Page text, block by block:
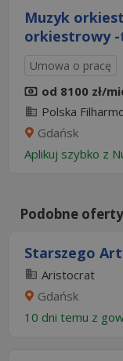
Muzyk
orkiestrowy
Umowa o pracę
od 8100 zł/
Polska
Gdańsk
Aplikuj szybko z
Podobne
Starszego
Aristocrat
Gdańsk
10 dni temu z